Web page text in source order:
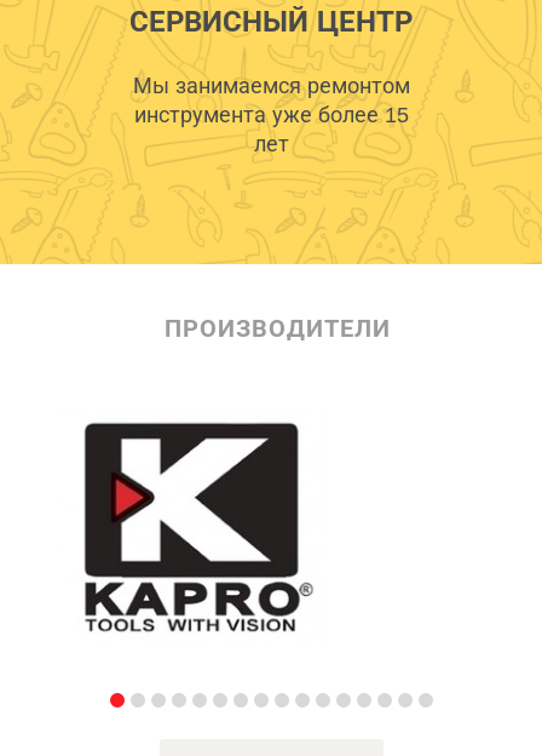
СЕРВИСНЫЙ ЦЕНТР
Мы занимаемся ремонтом
инструмента уже более 15
лет
ПРОИЗВОДИТЕЛИ